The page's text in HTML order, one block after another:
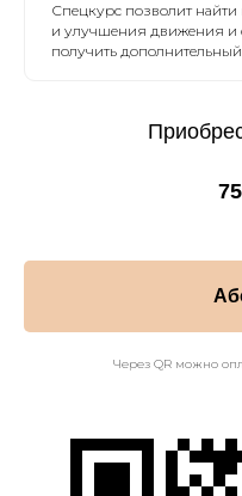
Спецкурс позволит
и улучшения движения и
получить
Через QR можно